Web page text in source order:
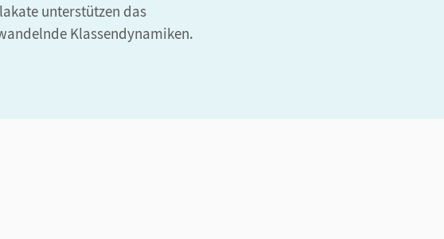
unterstützen das
Klassendynamiken.